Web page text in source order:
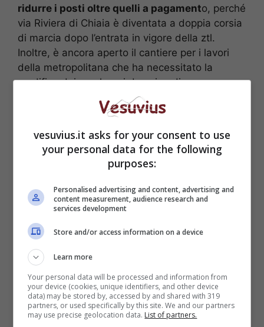
ridurre i posti oltre quelli a pagamento, perché
via Riviera di Chiaia è diventata a doppia corsia
di marcia dopo l’entrata in vigore della ztl.
Inoltre, è ancora aperto il cantiere per i lavori
della metropolitana che ha necessitato la
modifica dei parcheggi da spiga di pesce a
paralleli al marciapiede.
Il Ministero ha chiesto aPalazzo San Giacomo
di inviare le proprie contro deduzioni relative
al ricorso presentato dai residenti e di
vesuvius.it asks for your consent to use
your personal data for the following
purposes:
Personalised advertising and content, advertising and
content measurement, audience research and
services development
Store and/or access information on a device
Learn more
Your personal data will be processed and information from
your device (cookies, unique identifiers, and other device
data) may be stored by, accessed by and shared with 319
partners, or used specifically by this site. We and our partners
may use precise geolocation data. List of partners.